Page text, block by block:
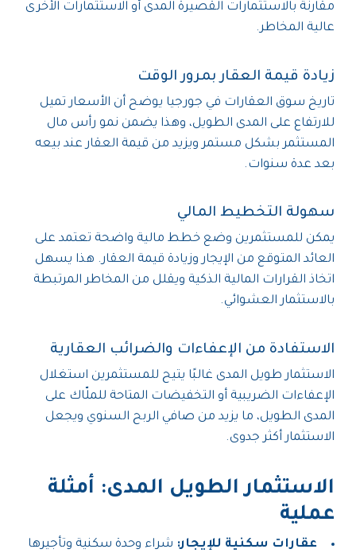
مقارنة بالاستثمارات القصيرة المدى أو الاستثمارات الأخرى
عالية المخاطر.
زيادة قيمة العقار بمرور الوقت
تاريخ سوق العقارات في جورجيا يوضح أن الأسعار تميل
للارتفاع على المدى الطويل، وهذا يضمن نمو رأس مال
المستثمر بشكل مستمر ويزيد من قيمة العقار عند بيعه
بعد عدة سنوات.
سهولة التخطيط المالي
يمكن للمستثمرين وضع خطط مالية واضحة تعتمد على
العائد المتوقع من الإيجار وزيادة قيمة العقار. هذا يسهل
اتخاذ القرارات المالية الذكية ويقلل من المخاطر المرتبطة
بالاستثمار العشوائي.
الاستفادة من الإعفاءات والضرائب العقارية
الاستثمار طويل المدى غالبًا يتيح للمستثمرين استغلال
الإعفاءات الضريبية أو التخفيضات المتاحة للملّاك على
المدى الطويل، ما يزيد من صافي الربح السنوي ويجعل
الاستثمار أكثر جدوى.
الاستثمار الطويل المدى: أمثلة
عملية
عقارات سكنية للإيجار: شراء وحدة سكنية وتأجيرها